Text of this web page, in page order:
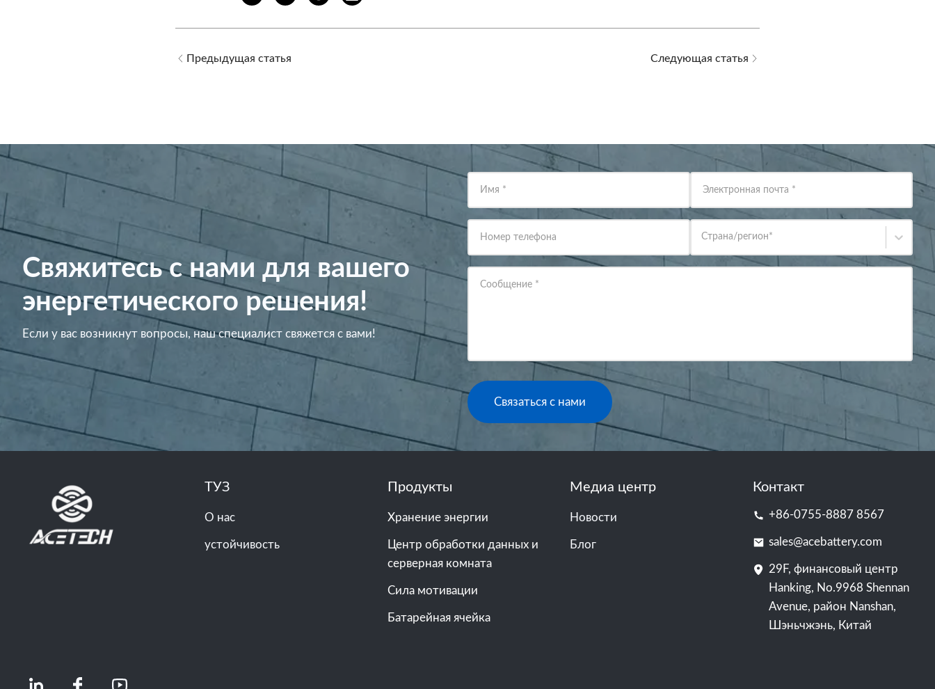
Предыдущая статья Следующая статья
Свяжитесь с нами для вашего
энергетического решения!
Если у вас возникнут вопросы, наш специалист свяжется с вами!
Имя * Электронная почта *
Номер телефона Страна/регион*
Сообщение *
Связаться с нами
ТУЗ
О нас
устойчивость
Продукты
Хранение энергии
Центр обработки данных и
серверная комната
Сила мотивации
Батарейная ячейка
Медиа центр
Новости
Блог
Контакт
+86-0755-8887 8567
sales@acebattery.com
29F, финансовый центр
Hanking, No.9968 Shennan
Avenue, район Nanshan,
Шэньчжэнь, Китай